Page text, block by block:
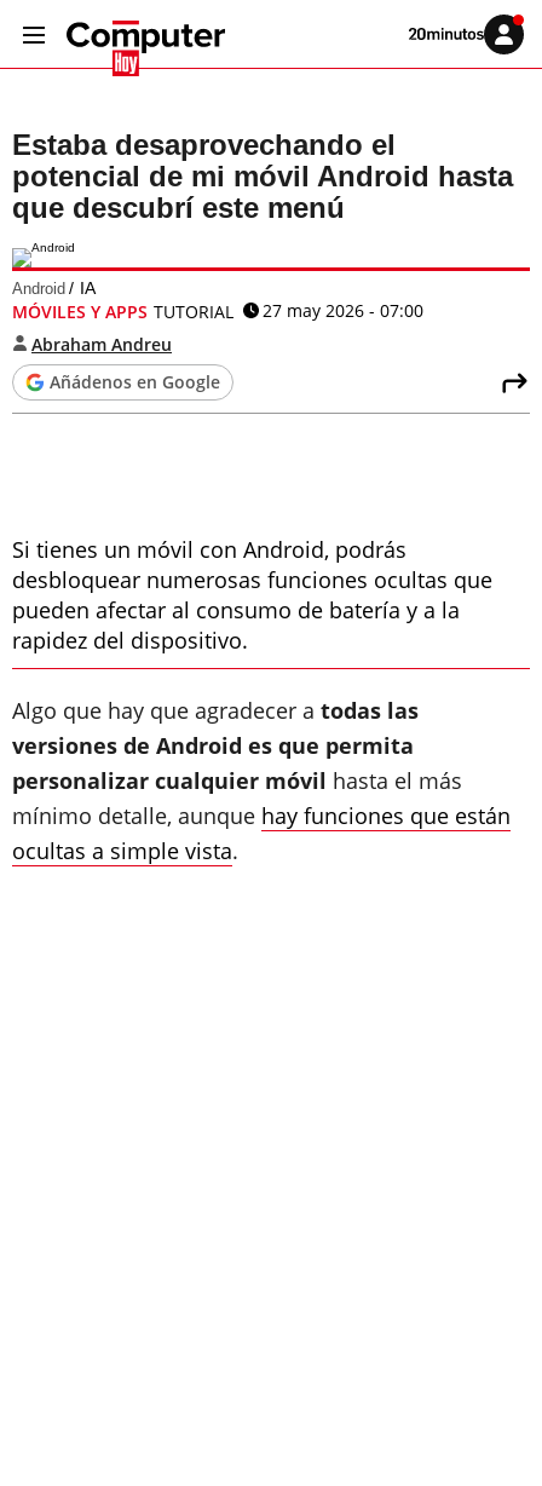
Volver
Iniciar
sesión
Estaba desaprovechando el
potencial de mi móvil Android hasta
que descubrí este menú
Android IA
MÓVILES Y APPS TUTORIAL
27 may 2026 - 07:00
Abraham Andreu
Añádenos en Google
Si tienes un móvil con Android, podrás
desbloquear numerosas funciones ocultas que
pueden afectar al consumo de batería y a la
rapidez del dispositivo.
Algo que hay que agradecer a todas las
versiones de Android es que permita
personalizar cualquier móvil hasta el más
mínimo detalle, aunque hay funciones que están
ocultas a simple vista.